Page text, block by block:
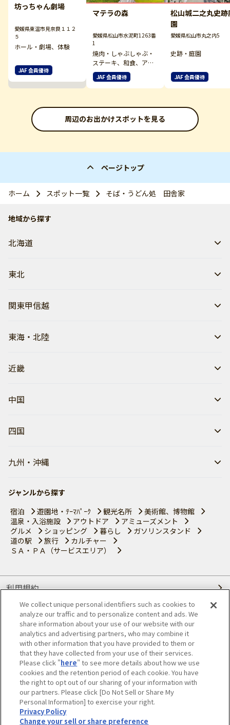
坊っちゃん劇場
愛媛県東温市見奈良１１２
５
ホール・劇場、体験
JAF 会員優待
マテラの森
愛媛県松山市水泥町1263番
1
焼肉・しゃぶしゃぶ・
ステーキ、和食、アウ
トドア その他
JAF 会員優待
松山城二之丸史跡
園
愛媛県松山市丸之内5
史跡・庭園
JAF 会員優待
周辺のお出かけスポットを見る
ページトップ
ホーム スポット一覧 そば・うどん処 田舎家
地域から探す
北海道
東北
関東甲信越
東海・北陸
近畿
中国
四国
九州・沖縄
ジャンルから探す
宿泊
遊園地・ﾃｰﾏﾊﾟｰｸ 観光名所
美術館、博物館
温泉・入浴施設
アウトドア
アミューズメント
グルメ
ショッピング 暮らし
ガソリンスタンド
道の駅
旅行
カルチャー
ＳＡ・ＰＡ（サービスエリア）
利用規約
個人情報の取り扱いについて
会員優待サービスの提携をご検討の方へ
JAFホームページ
© JAPAN AUTOMOBILE FEDERATION. All rights reserved.
We collect unique personal identifiers such as cookies to
analyze our traffic and to personalize content and ads. We
share information about your use of our website with our
analytics and advertising partners, who may combine it
with other information that you have provided to them or
that they have collected from your use of their services.
Please click "here" to see more details about how we use
cookies and the retention period of each cookie. You have
the right to opt out of our sharing of your information with
our partners. Please click [Do Not Sell or Share My
Personal Information] to exercise your right.
Privacy Policy
Change your sell or share preference